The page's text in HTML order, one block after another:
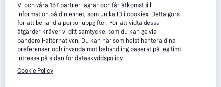
Vi och våra157 partner lagrar och får åtkomst till
information på din enhet, som unika ID i cookies. Detta görs
för att behandla personuppgifter. För att vidta dessa
åtgärder kräver vi ditt samtycke, som du kan ge via
banderoll-alternativen. Du kan när som helst hantera dina
preferenser och invända mot behandling baserat på legitimt
intresse på sidan för dataskyddspolicy.
Cookie Policy